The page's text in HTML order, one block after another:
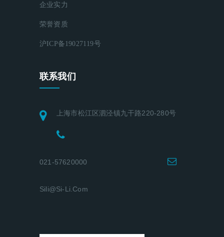
企业实力
荣誉资质
沪ICP备19027119号
联系我们
上海市松江区泗泾镇九干路220-280号
021-57620000
Sili@si-Li.com